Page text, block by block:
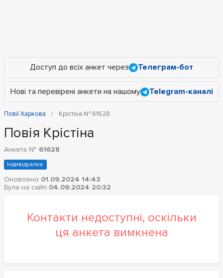
Доступ до всіх анкет через Телеграм-бот
Нові та перевірені анкети на нашому Telegram-каналі
Повії Харкова Крістіна № 61628
Повія Крістіна
Анкета № 61628
Індивідуалка
Оновлено 01.09.2024 14:43
Була на сайті 04.09.2024 20:32
Контакти недоступні, оскільки
ця анкета вимкнена